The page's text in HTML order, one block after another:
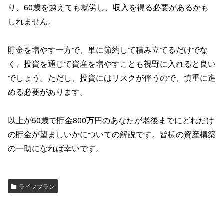
り、60歳を越えても就労し、収入を得る必要があるかも
しれません。
貯金を増やす一方で、単に節約して積み立てるだけでな
く、投資を通じて資産を増やすことも視野に入れると良い
でしょう。ただし、投資にはリスクが伴うので、慎重に進
める必要があります。
以上が50歳で貯金800万円のあなたが老後までにどれだけ
の貯金が望ましいかについての解説です。皆様の資産構築
の一助になれば幸いです。
ライフプラン